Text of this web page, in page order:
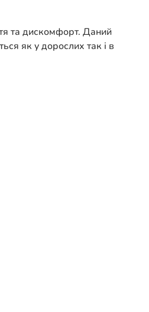
та дискомфорт. Даний
як у дорослих так і в